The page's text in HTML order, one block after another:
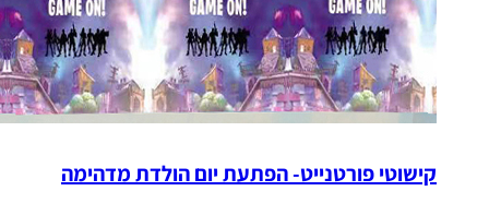
קישוטי פורטנייט- הפתעת יום הולדת מדהימה